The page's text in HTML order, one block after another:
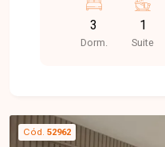
e proximidade com
farmácias,
comércios e
conforme as fotos
Dispõe de hall de
3
Dorm.
1
Suite
Cód. 52962